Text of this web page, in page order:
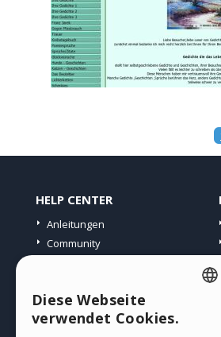
HELP CENTER
Anleitungen
Community
PROFIL
Diese Webseite
verwendet Cookies.